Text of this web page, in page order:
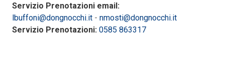
Servizio Prenotazioni email:
lbuffoni@dongnocchi.it - nmosti@dongnocchi.it
Servizio Prenotazioni: 0585 863317